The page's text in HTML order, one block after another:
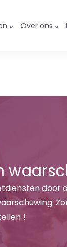
Over ons
door
!